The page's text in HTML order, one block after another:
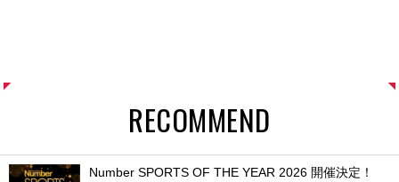
RECOMMEND
Number SPORTS OF THE YEAR 2026 開催決定！